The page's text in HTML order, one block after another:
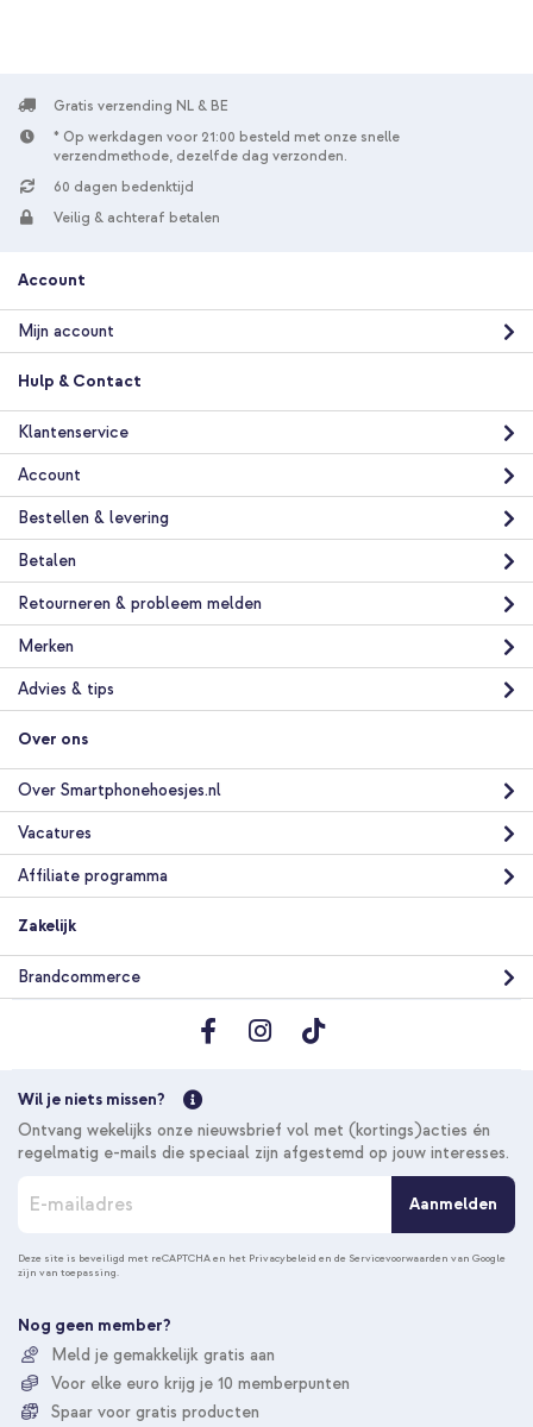
€ 24,99
Gratis verzending € 23,49
In winkelmandje
Gratis
verzending
imoshion Shockproof Case Apple iPhone 12 (Pro) - Grijs +
Universeel telefoonkoord - Zwart
Gratis verzending € 19,58
Gratis
verzending
imoshion Shockproof Case Apple iPhone 12 (Pro) - Grijs +
PopGrip - Afneembaar - Black
In winkelmandje
Gratis
verzending
Gratis verzending NL & BE
* Op werkdagen voor 21:00 besteld met onze snelle
verzendmethode, dezelfde dag verzonden.
60 dagen bedenktijd
Veilig & achteraf betalen
Account
Mijn account
Hulp & Contact
Klantenservice
Account
Bestellen & levering
Betalen
Retourneren & probleem melden
Merken
Advies & tips
Over ons
Over Smartphonehoesjes.nl
Vacatures
Affiliate programma
Zakelijk
Brandcommerce
Wil je niets missen?
Ontvang wekelijks onze nieuwsbrief vol met (kortings)acties én
regelmatig e-mails die speciaal zijn afgestemd op jouw interesses.
n
n
e
u
o
p
Aanmelden
Deze site is beveiligd met reCAPTCHA en het Privacybeleid en de Servicevoorwaarden van Google
zijn van toepassing.
Nog geen member?
Meld je gemakkelijk gratis aan
Voor elke euro krijg je 10 memberpunten
Spaar voor gratis producten